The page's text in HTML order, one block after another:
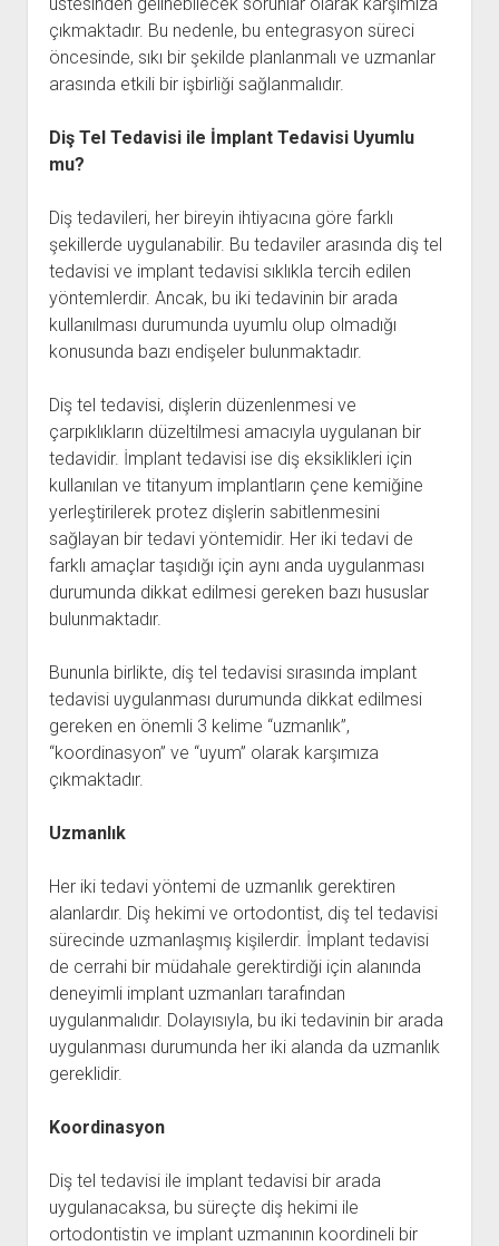
çıkmaktadır. Bu nedenle, bu entegrasyon süreci
öncesinde, sıkı bir şekilde planlanmalı ve uzmanlar
arasında etkili bir işbirliği sağlanmalıdır.
Diş Tel Tedavisi ile İmplant Tedavisi Uyumlu
mu?
Diş tedavileri, her bireyin ihtiyacına göre farklı
şekillerde uygulanabilir. Bu tedaviler arasında diş tel
tedavisi ve implant tedavisi sıklıkla tercih edilen
yöntemlerdir. Ancak, bu iki tedavinin bir arada
kullanılması durumunda uyumlu olup olmadığı
konusunda bazı endişeler bulunmaktadır.
Diş tel tedavisi, dişlerin düzenlenmesi ve
çarpıklıkların düzeltilmesi amacıyla uygulanan bir
tedavidir. İmplant tedavisi ise diş eksiklikleri için
kullanılan ve titanyum implantların çene kemiğine
yerleştirilerek protez dişlerin sabitlenmesini
sağlayan bir tedavi yöntemidir. Her iki tedavi de
farklı amaçlar taşıdığı için aynı anda uygulanması
durumunda dikkat edilmesi gereken bazı hususlar
bulunmaktadır.
Bununla birlikte, diş tel tedavisi sırasında implant
tedavisi uygulanması durumunda dikkat edilmesi
gereken en önemli 3 kelime “uzmanlık”,
“koordinasyon” ve “uyum” olarak karşımıza
çıkmaktadır.
Uzmanlık
Her iki tedavi yöntemi de uzmanlık gerektiren
alanlardır. Diş hekimi ve ortodontist, diş tel tedavisi
sürecinde uzmanlaşmış kişilerdir. İmplant tedavisi
de cerrahi bir müdahale gerektirdiği için alanında
deneyimli implant uzmanları tarafından
uygulanmalıdır. Dolayısıyla, bu iki tedavinin bir arada
uygulanması durumunda her iki alanda da uzmanlık
gereklidir.
Koordinasyon
Diş tel tedavisi ile implant tedavisi bir arada
uygulanacaksa, bu süreçte diş hekimi ile
ortodontistin ve implant uzmanının koordineli bir